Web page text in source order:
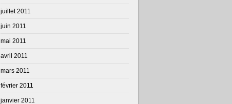
juillet 2011
juin 2011
mai 2011
avril 2011
mars 2011
février 2011
janvier 2011